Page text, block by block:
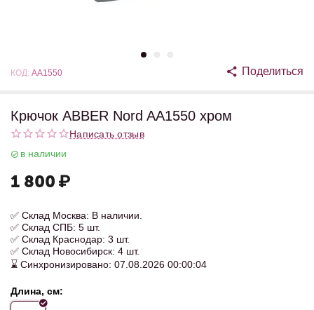
КОД: AA1550 Поделиться
Крючок ABBER Nord AA1550 хром
Написать отзыв
в наличии
1 800 ₽
✅ Склад Москва: В наличии.
✅ Склад СПБ: 5 шт.
✅ Склад Краснодар: 3 шт.
✅ Склад Новосибирск: 4 шт.
⌛ Синхронизировано: 07.08.2026 00:00:04
Длина, см: